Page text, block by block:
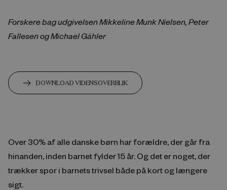
Forskere bag udgivelsen Mikkeline Munk Nielsen, Peter
Fallesen og Michael Gähler
DOWNLOAD VIDENSOVERBLIK
Over 30% af alle danske børn har forældre, der går fra
hinanden, inden barnet fylder 15 år. Og det er noget, der
trækker spor i barnets trivsel både på kort og længere
sigt.